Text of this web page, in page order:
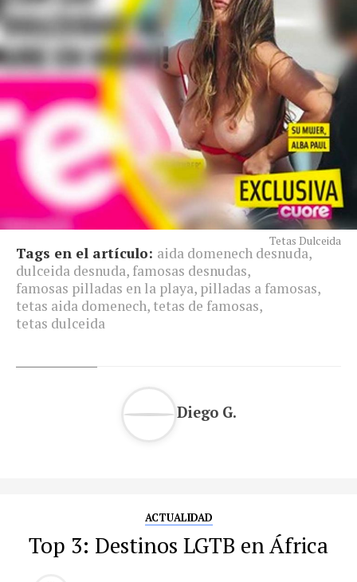
Tetas Dulceida
Tags en el artículo: aida domenech desnuda,
dulceida desnuda, famosas desnudas,
famosas pilladas en la playa, pilladas a famosas,
tetas aida domenech, tetas de famosas,
tetas dulceida
Diego G.
ACTUALIDAD
Top 3: Destinos LGTB en África